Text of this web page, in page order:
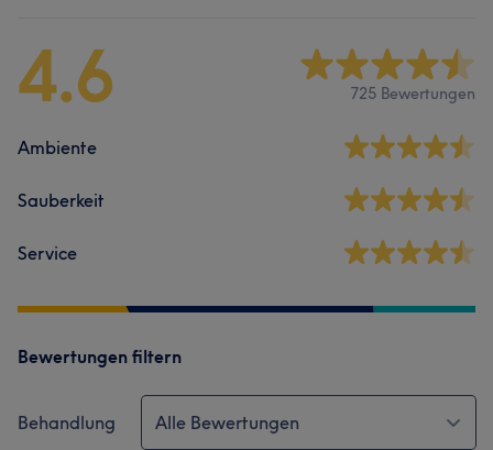
4.6 725 Bewertungen
Ambiente
Sauberkeit
Service
Bewertungen filtern
Behandlung Alle Bewertungen